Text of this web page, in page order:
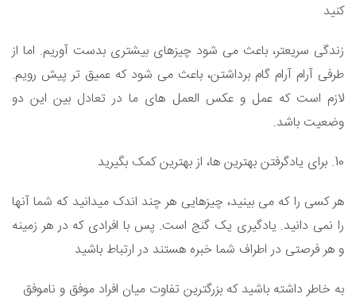
کنید
زندگی سریعتر، باعث می شود چیزهای بیشتری بدست آوریم. اما از
طرفی آرام آرام گام برداشتن، باعث می شود که عمیق تر پیش رویم.
لازم است که عمل و عکس العمل های ما در تعادل بین این دو
وضعیت باشد.
10. برای یادگرفتن بهترین ها، از بهترین کمک بگیرید
هر کسی را که می بینید، چیزهایی هر چند اندک میدانید که شما آنها
را نمی دانید. یادگیری یک گنج است. پس با افرادی که در هر زمینه
و هر فرصتی در اطراف شما خبره هستند در ارتباط باشید
به خاطر داشته باشید که بزرگترین تفاوت میان افراد موفق و ناموفق